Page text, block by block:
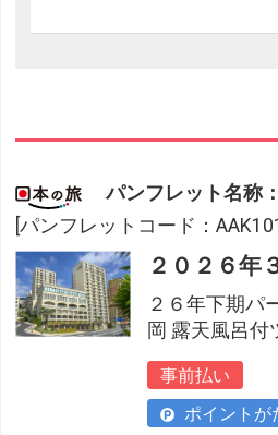
パンフレット名称
[パンフレットコード：
２０２６年
２６年下期パ
岡 露天風呂付
事前払い
ポイントが